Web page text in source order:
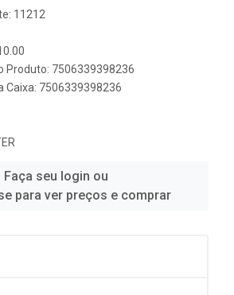
11212
Produto: 7506339398236
Caixa: 7506339398236
Faça seu login ou
para ver preços e comprar